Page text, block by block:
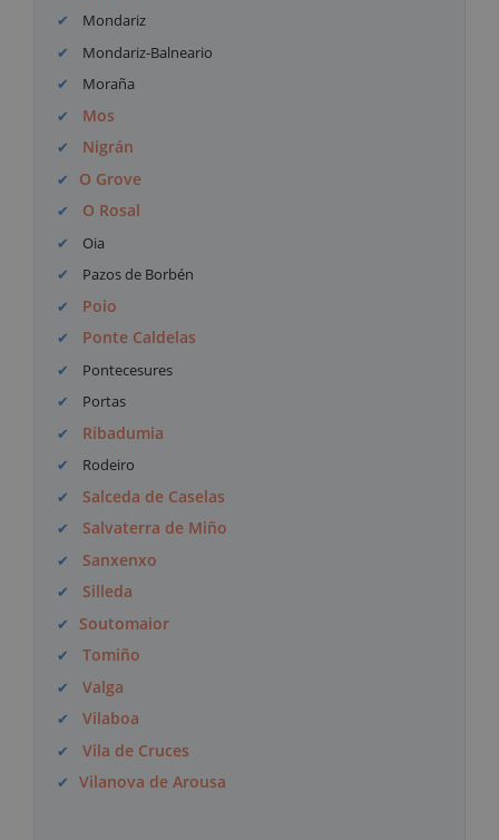
Mondariz
Mondariz-Balneario
Moraña
Mos
Nigrán
O Grove
O Rosal
Oia
Pazos de Borbén
Poio
Ponte Caldelas
Pontecesures
Portas
Ribadumia
Rodeiro
Salceda de Caselas
Salvaterra de Miño
Sanxenxo
Silleda
Soutomaior
Tomiño
Valga
Vilaboa
Vila de Cruces
Vilanova de Arousa